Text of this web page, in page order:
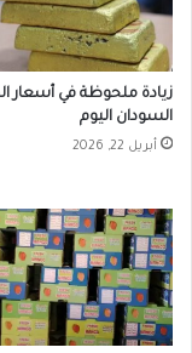
زيادة ملحوظة في أسعار
السودان اليوم
أبريل 22, 2026